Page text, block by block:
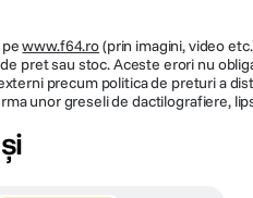
pewww.f64.ro(prin imagini, video
pret sau stoc. Aceste erori nu
precum politica de preturi a
unor greseli de dactilografiere,